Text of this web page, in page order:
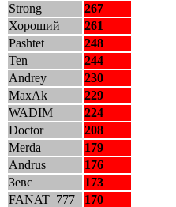
Strong
267
Хороший
261
Pashtet
248
Ten
244
Andrey
230
MaxAk
229
WADIM
224
Doctor
208
Merda
179
Andrus
176
Зевс
173
FANAT_777
170